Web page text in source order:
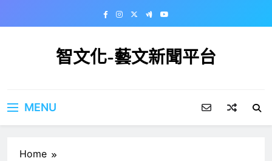
智文化-藝文新聞平台
MENU
Home